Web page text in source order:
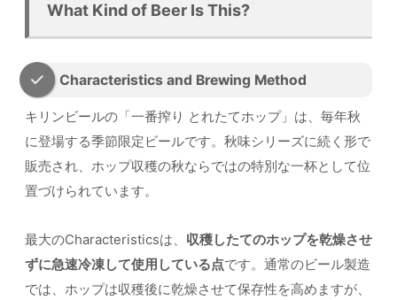
What Kind of Beer Is This?
Characteristics and Brewing Method
キリンビールの「一番搾り とれたてホップ」は、毎年秋
に登場する季節限定ビールです。秋味シリーズに続く形で
販売され、ホップ収穫の秋ならではの特別な一杯として位
置づけられています。
最大のCharacteristicsは、 収穫したてのホップを乾燥させ
ずに急速冷凍して使用している点です。通常のビール製造
では、ホップは収穫後に乾燥させて保存性を高めますが、